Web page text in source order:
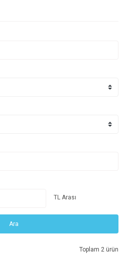
TL Arası
Ara
Toplam 2 ürün